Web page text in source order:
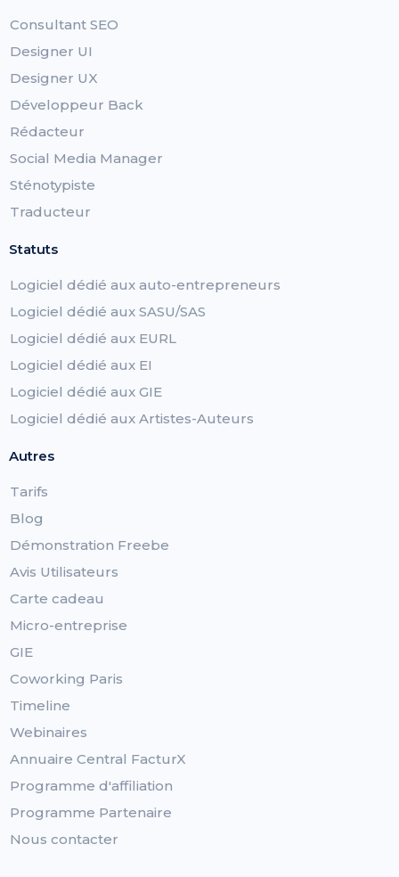
Consultant SEO
Designer UI
Designer UX
Développeur Back
Rédacteur
Social Media Manager
Sténotypiste
Traducteur
Statuts
Logiciel dédié aux auto-entrepreneurs
Logiciel dédié aux SASU/SAS
Logiciel dédié aux EURL
Logiciel dédié aux EI
Logiciel dédié aux GIE
Logiciel dédié aux Artistes-Auteurs
Autres
Tarifs
Blog
Démonstration Freebe
Avis Utilisateurs
Carte cadeau
Micro-entreprise
GIE
Coworking Paris
Timeline
Webinaires
Annuaire Central FacturX
Programme d'affiliation
Programme Partenaire
Nous contacter